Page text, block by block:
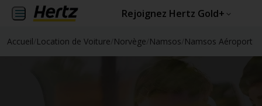
Rejoignez Hertz Gold+
Accueil Location de Voiture Norvège Namsos Namsos Aéroport